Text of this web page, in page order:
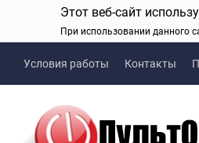
Этот веб-сайт
При использовании данного
Условия работы Контакты